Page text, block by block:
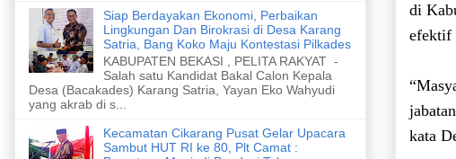
di
efektif
kata
Siap Berdayakan Ekonomi, Perbaikan
Lingkungan Dan Birokrasi di Desa Karang
Satria, Bang Koko Maju Kontestasi Pilkades
KABUPATEN BEKASI , PELITA RAKYAT -
Salah satu Kandidat Bakal Calon Kepala
Desa (Bacakades) Karang Satria, Yayan Eko Wahyudi
yang akrab di s...
Kecamatan Cikarang Pusat Gelar Upacara
Sambut HUT RI ke 80, Plt Camat :